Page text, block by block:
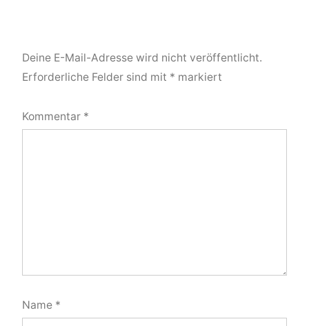
Deine E-Mail-Adresse wird nicht veröffentlicht.
Erforderliche Felder sind mit * markiert
Kommentar *
Name *